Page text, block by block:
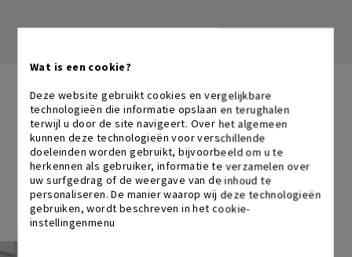
DESIGNALS MANTRA
Wij zijn een merk voor kantoormeubilair dat ernaar streeft
dingen anders te doen. Design zit in ons DNA: de creatieve
kracht om objecten te ontwerpen die zowel functioneel als
esthetisch zijn. Bij Bikkom vind je kantoormeubilair met een
sterk design en een uitstekende prijs-kwaliteitverhouding.
Wat is een cookie?
Deze website gebruikt cookies en vergelijkbare
technologieën die informatie opslaan en terughalen
terwijl u door de site navigeert. Over het algemeen
kunnen deze technologieën voor verschillende
doeleinden worden gebruikt, bijvoorbeeld om u te
herkennen als gebruiker, informatie te verzamelen over
uw surfgedrag of de weergave van de inhoud te
personaliseren. De manier waarop wij deze technologieën
gebruiken, wordt beschreven in het cookie-
instellingenmenu